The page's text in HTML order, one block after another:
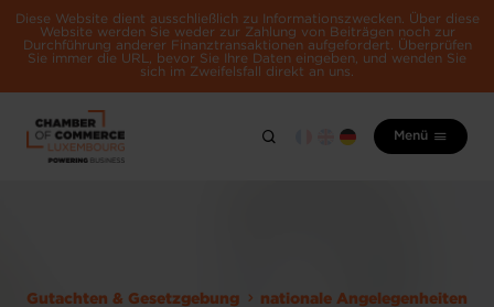
Diese Website dient ausschließlich zu Informationszwecken. Über diese
Website werden Sie weder zur Zahlung von Beiträgen noch zur
Durchführung anderer Finanztransaktionen aufgefordert. Überprüfen
Sie immer die URL, bevor Sie Ihre Daten eingeben, und wenden Sie
sich im Zweifelsfall direkt an uns.
Menü
Gutachten & Gesetzgebung nationale Angelegenheiten